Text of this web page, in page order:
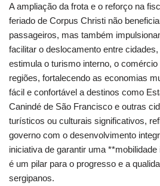
A ampliação da frota e o reforço na
feriado de Corpus Christi não
passageiros, mas também
facilitar o deslocamento entre
estimula o turismo interno, o
regiões, fortalecendo as economias
fácil e confortável a destinos como
Canindé de São Francisco e outras
turísticos ou culturais significativos,
governo com o desenvolvimento
iniciativa de garantir uma
é um pilar para o progresso e a
sergipanos.